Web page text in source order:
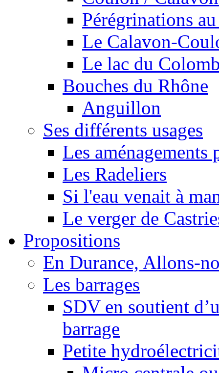
Pérégrinations
Le Calavon-
Le lac du
Bouches du Rhône
Anguillon
Ses différents usages
Les
Les Radeliers
Si l'eau venait à
Le verger de
Propositions
En Durance, Allons-
Les barrages
SDV en soutient
barrage
Petite